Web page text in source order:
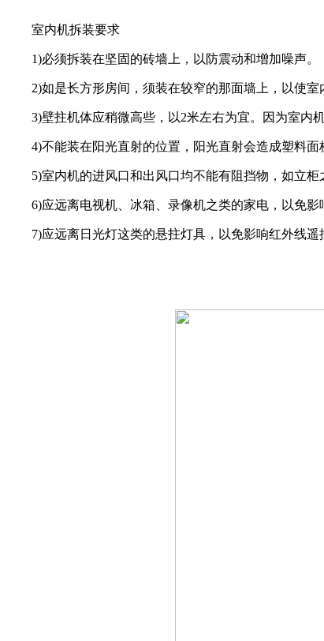
室内机拆装要求
1)必须拆装在坚固的砖墙上，以防震动和增加噪声。
2)如是长方形房间，须装在较窄的那面墙上，以使室
3)壁拄机体应稍微高些，以2米左右为宜。因为室内机
4)不能装在阳光直射的位置，阳光直射会造成塑料面
5)室内机的进风口和出风口均不能有阻挡物，如立柜
6)应远离电视机、冰箱、录像机之类的家电，以免影
7)应远离日光灯这类的悬拄灯具，以免影响红外线遥